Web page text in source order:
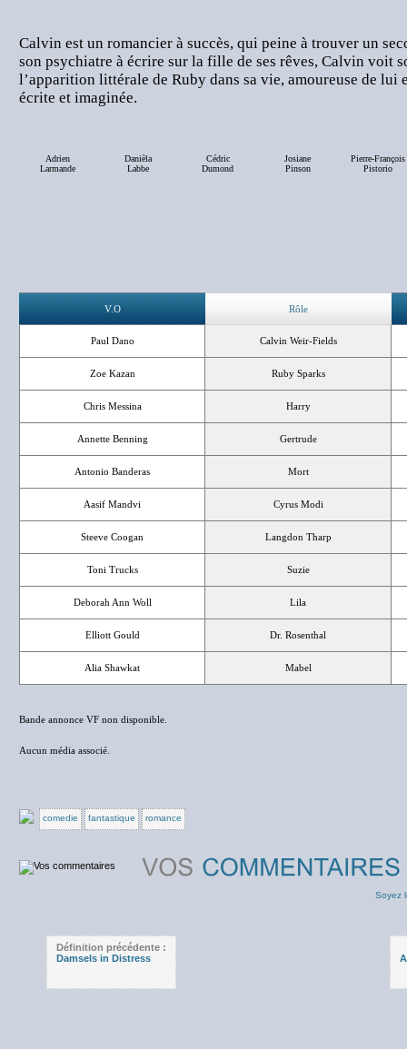
Calvin est un romancier à succès, qui peine à trouver un
son psychiatre à écrire sur la fille de ses rêves, Calvin voit
l’apparition littérale de Ruby dans sa vie, amoureuse de lui
écrite et imaginée.
Adrien
Larmande
Danièla
Labbe
Cédric
Dumond
Josiane
Pinson
Pierre-François
Pistorio
V.O Rôle
Paul Dano Calvin Weir-Fields
Zoe Kazan Ruby Sparks
Chris Messina Harry
Annette Benning Gertrude
Antonio Banderas Mort
Aasif Mandvi Cyrus Modi
Steeve Coogan Langdon Tharp
Toni Trucks Suzie
Deborah Ann Woll Lila
Elliott Gould Dr. Rosenthal
Alia Shawkat Mabel
Bande annonce VF non disponible.
Aucun média associé.
comedie fantastique romance
Soyez
Définition précédente :
Damsels in Distress